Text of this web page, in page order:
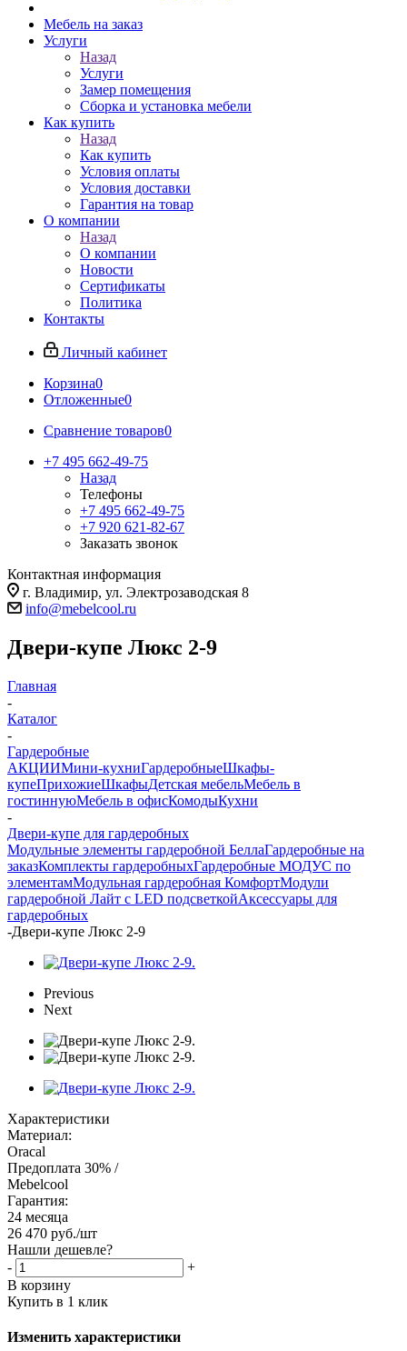
Мебель на заказ
Услуги
Назад
Услуги
Замер помещения
Сборка и установка мебели
Как купить
Назад
Как купить
Условия оплаты
Условия доставки
Гарантия на товар
О компании
Назад
О компании
Новости
Сертификаты
Политика
Контакты
Личный кабинет
Корзина0
Отложенные0
Сравнение товаров0
+7 495 662-49-75
Назад
Телефоны
+7 495 662-49-75
+7 920 621-82-67
Заказать звонок
Контактная информация
г. Владимир, ул. Электрозаводская 8
info@mebelcool.ru
Двери-купе Люкс 2-9
Главная
-
Каталог
-
Гардеробные
АКЦИИМини-кухниГардеробныеШкафы-
купеПрихожиеШкафыДетская мебельМебель в
гостиннуюМебель в офисКомодыКухни
-
Двери-купе для гардеробных
Модульные элементы гардеробной БеллаГардеробные на
заказКомплекты гардеробныхГардеробные МОДУС по
элементамМодульная гардеробная КомфортМодули
гардеробной Лайт с LED подсветкойАксессуары для
гардеробных
-Двери-купе Люкс 2-9
Previous
Next
Характеристики
Материал:
Oracal
Предоплата 30% /
Mebelcool
Гарантия:
24 месяца
26 470 руб./шт
Нашли дешевле?
-
+
В корзину
Купить в 1 клик
Изменить характеристики